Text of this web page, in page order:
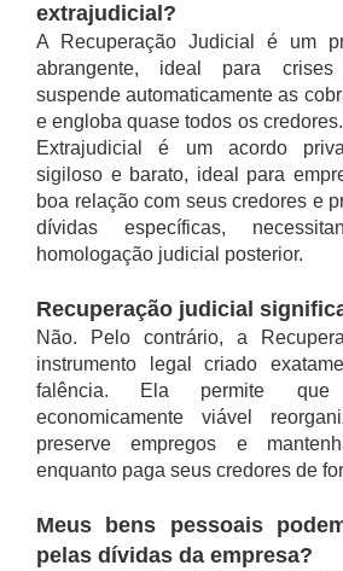
extrajudicial?
A Recuperação Judicial é um
abrangente, ideal para crises
suspende automaticamente as
e engloba quase todos os
Extrajudicial é um acordo
sigiloso e barato, ideal para
boa relação com seus credores e
dívidas específicas,
homologação judicial posterior.
Recuperação judicial
Não. Pelo contrário, a
instrumento legal criado
falência. Ela permite que
economicamente viável
preserve empregos e
enquanto paga seus credores de
Meus bens pessoais
pelas dívidas da empresa?